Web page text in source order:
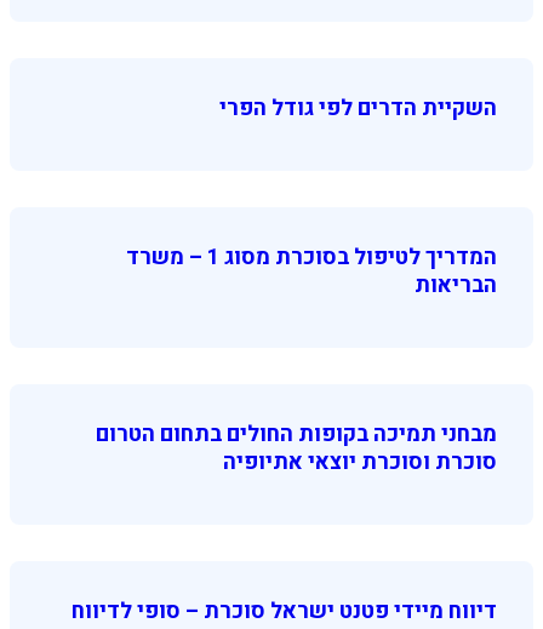
השקיית הדרים לפי גודל הפרי
המדריך לטיפול בסוכרת מסוג 1 – משרד
הבריאות
מבחני תמיכה בקופות החולים בתחום הטרום
סוכרת וסוכרת יוצאי אתיופיה
דיווח מיידי פטנט ישראל סוכרת – סופי לדיווח